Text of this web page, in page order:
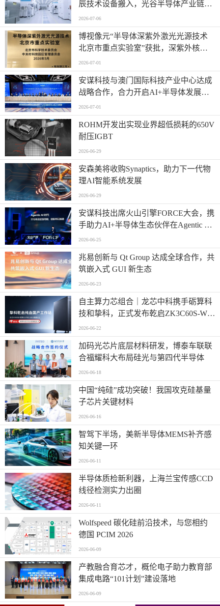
辰技术设备搬入，光谷半导体产业链有
新进展→
2026-07-06
博视像元“半导体深紫外激光光源技术
北京市重点实验室”获批，深紫外核心
技术再获权威认可
2026-07-01
安谋科技与澳门国际科技产业中心达成
战略合作，合力开启AI+半导体发展
“芯”篇章
2026-07-01
ROHM开发出实现业界超低损耗的650V
耐压IGBT
2026-06-29
安森美将收购Synaptics，助力下一代物
理AI智能系统发展
2026-06-29
安谋科技出席火山引擎FORCE大会，携
手助力AI+半导体生态伙伴在Agentic AI
时代高效创新
2026-06-25
兆易创新与 Qt Group 达成全球合作，共
筑嵌入式 GUI 新生态
2026-06-23
自主算力芯组合｜龙芯中科携手砺算科
技和挚科，正式发布乾启ZK3C60S-W全
自研国产专业工作站
2026-06-22
加码光芯片底层材料研发，博泰车联联
合福耀科大布局硅光与第四代半导体
2026-06-18
中国“纯硅”成功突破！我国攻克硅基量
子芯片关键材料
2026-06-16
智驾下半场，美新半导体MEMS补齐感
知关键一环
2026-06-11
半导体质检新利器，上海兰宝传感CCD
线径检测实力出圈
2026-06-11
Wolfspeed 碳化硅前沿技术，与您相约
德国 PCIM 2026
2026-06-09
产教融合育芯才，概伦电子助力教育部
集成电路“101计划”建设落地
2026-06-09